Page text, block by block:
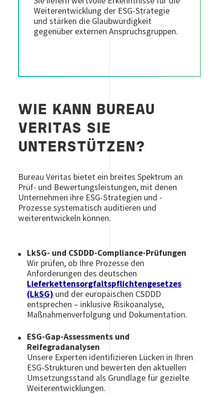
Weiterentwicklung der ESG-Strategie
und stärken die Glaubwürdigkeit
gegenüber externen Anspruchsgruppen.
WIE KANN BUREAU
VERITAS SIE
UNTERSTÜTZEN?
Bureau Veritas bietet ein breites Spektrum an
Prüf- und Bewertungsleistungen, mit denen
Unternehmen ihre ESG-Strategien und -
Prozesse systematisch auditieren und
weiterentwickeln können.
LkSG- und CSDDD-Compliance-Prüfungen
Wir prüfen, ob Ihre Prozesse den
Anforderungen des deutschen
Lieferkettensorgfaltspflichtengesetzes
(LkSG) und der europäischen CSDDD
entsprechen – inklusive Risikoanalyse,
Maßnahmenverfolgung und Dokumentation.
ESG-Gap-Assessments und
Reifegradanalysen
Unsere Experten identifizieren Lücken in Ihren
ESG-Strukturen und bewerten den aktuellen
Umsetzungsstand als Grundlage für gezielte
Weiterentwicklungen.